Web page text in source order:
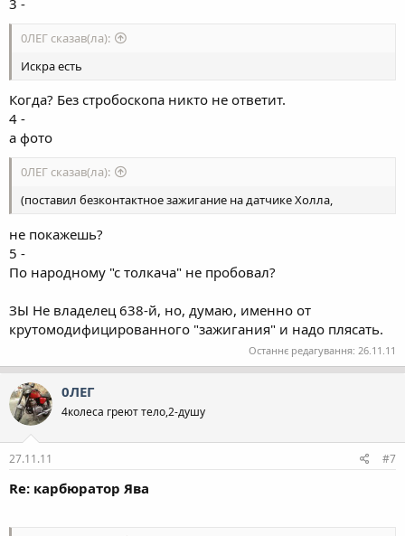
0ЛЕГ сказав(ла):
Искра есть
Когда? Без стробоскопа никто не ответит.
4 -
а фото
0ЛЕГ сказав(ла):
(поставил безконтактное зажигание на датчике Холла,
не покажешь?
5 -
По народному "с толкача" не пробовал?
ЗЫ Не владелец 638-й, но, думаю, именно от
крутомодифицированного "зажигания" и надо плясать.
Останнє редагування: 26.11.11
0ЛЕГ
4колеса греют тело,2-душу
27.11.11 #7
Re: карбюратор Ява